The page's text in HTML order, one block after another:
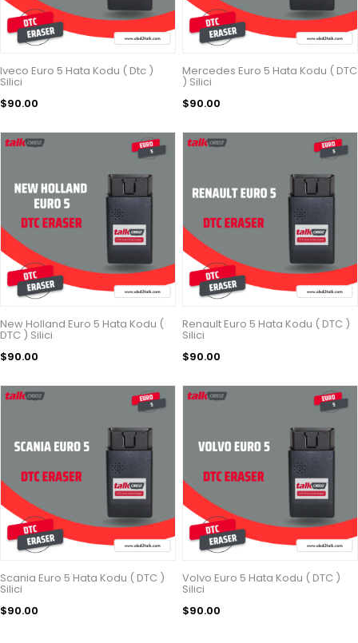
Iveco Euro 5 Hata Kodu ( Dtc )
Silici
$90.00
Mercedes Euro 5 Hata Kodu ( DTC
) Silici
$90.00
New Holland Euro 5 Hata Kodu (
DTC ) Silici
$90.00
Renault Euro 5 Hata Kodu ( DTC )
Silici
$90.00
Scania Euro 5 Hata Kodu ( DTC )
Silici
$90.00
Volvo Euro 5 Hata Kodu ( DTC )
Silici
$90.00